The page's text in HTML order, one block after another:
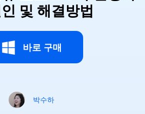
및 해결방법
바로 구매
박수하